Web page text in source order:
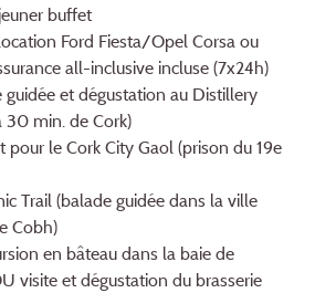
buffet
Ford Fiesta/Opel Corsa ou
all-inclusive incluse (7x24h)
guidée et dégustation au Distillery
30 min. de Cork)
pour le Cork City Gaol (prison du 19e
Trail (balade guidée dans la ville
Cobh)
en bâteau dans la baie de
visite et dégustation du brasserie